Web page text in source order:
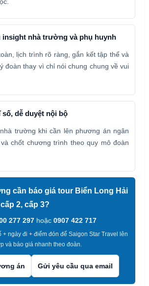
insight nhà trường và phụ huynh
lịch trình rõ ràng, gắn kết tập thể và
đoàn thay vì chỉ nói chung chung về vui
số, dễ duyệt nội bộ
trường khi cần lên phương án ngân
chốt chương trình theo quy mô đoàn
cần báo giá tour Biển Long Hải
2, cấp 3?
277 297 hoặc 0907 422 717
+ ngày đi + điểm đón để Saigon Star Travel lên
và báo giá nhanh theo đoàn.
án Gửi yêu cầu qua email